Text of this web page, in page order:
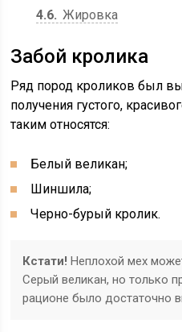
4.6 Жировка
Забой кролика
Ряд пород кроликов был
получения густого,
таким относятся:
Белый великан;
Шиншила;
Черно-бурый кролик.
Кстати! Неплохой мех
Серый великан, но только
рационе было достаточно